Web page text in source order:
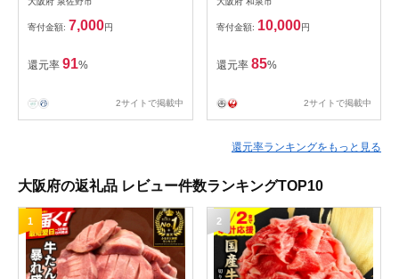
かば焼き 簡単調理 訳あり サ
イズ不揃い 人気 惣菜 うな重
寄付金額: 7,000円
還元率 91%
2サイトで掲載中
寄付金額: 10,000円
還元率 85%
2サイトで掲載中
還元率ランキングをもっと見る
大阪府の返礼品 レビュー件数ランキングTOP10
1 2